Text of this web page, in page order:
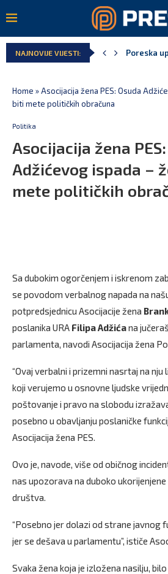
NAJNOVIJE VIJESTI:
Poreska
Home »Asocijacija žena PES: Osuda
biti mete političkih obračuna
Politika
Asocijacija žena
Adžićevog ispada –
mete političkih
Sa dubokim ogorčenjem i iskrenom
se povodom verbalnog napada na
potpredsjednicu Asocijacije žena
poslanika URA Filipa Adžićana
parlamenta, navodi Asocijacija žena
“Ovaj verbalni i prizemni nasrtaj na nju
koji verujemo u osnovne ljudske
poštovanje i pravo na slobodu
posebno u obavljanju poslaničke
Asocijacija žena PES.
Ovo je, navode, više od običnog
nas upozorava na duboko
društva.
“Posebno jer dolazi od strane javnog
jer se dešava u parlamentu”, ističe
Svaka žena koja je izložena nasilju,